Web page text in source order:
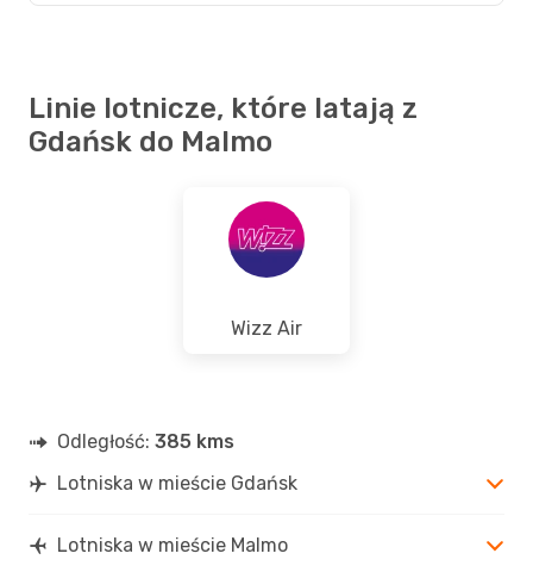
2 Przesiadki
GDN - MMA
Scandinavian Airlines
2 Przesiadki
- Niedz., 23 Sie
Linie lotnicze, które latają z
Gdańsk do Malmo
Wizz Air
Odległość: 385 kms
Lotniska w mieście Gdańsk
Lotniska w mieście Malmo